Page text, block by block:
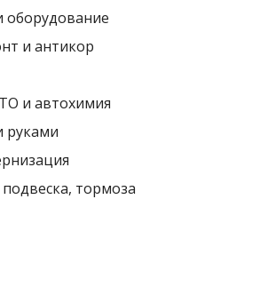
оборудование
и антикор
и автохимия
руками
тормоза